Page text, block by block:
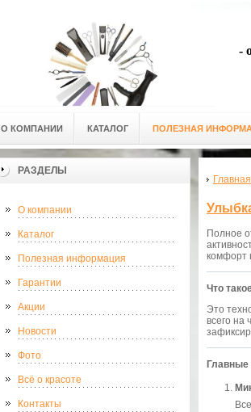
-
О КОМПАНИИ КАТАЛОГ ПОЛЕЗНАЯ
РАЗДЕЛЫ
О компании
Каталог
Полезная информация
Гарантии
Акции
Новости
Фото
Всё о красоте
Контакты
Главная
Полное
комфорт
Что
Это
всего на